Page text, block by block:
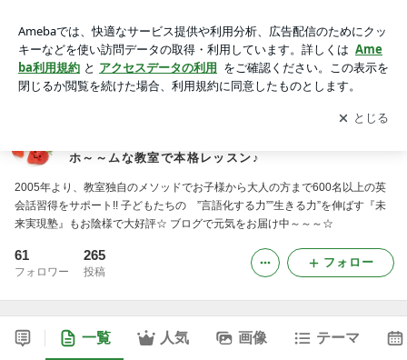
＋猫スタッフと、アメリカ～ンでアットホ～～ムな教室で本格
レッスン♪
アプリをダウンロードして ブログの更新通知
を受け取りまし
ょう。
開く
ホ～～ムな教室で本格レッスン♪
2005年より、教室独自のメソッドでお子様から大人の方まで600名以上の英
会話習得をサポート!! 子どもたちの ”言語化する力””生きる力”を伸ばす『未
来実現塾』もお陰様で大好評☆ ブログで元気をお届け中～～～☆
61
フォロワー
265
投稿
フォロー
一覧 人気 画像 テーマ